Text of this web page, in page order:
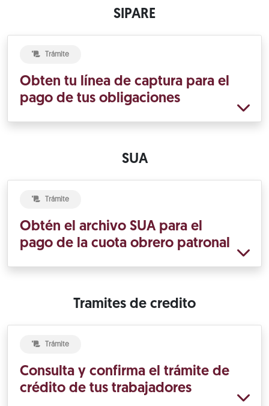
SIPARE
Trámite
Obten tu línea de captura para el
pago de tus obligaciones
SUA
Trámite
Obtén el archivo SUA para el
pago de la cuota obrero patronal
Tramites de credito
Trámite
Consulta y confirma el trámite de
crédito de tus trabajadores